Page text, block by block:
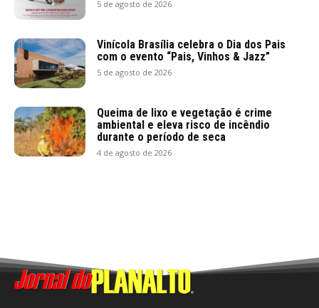
5 de agosto de 2026
Vinícola Brasília celebra o Dia dos Pais
com o evento “Pais, Vinhos & Jazz”
5 de agosto de 2026
Queima de lixo e vegetação é crime
ambiental e eleva risco de incêndio
durante o período de seca
4 de agosto de 2026